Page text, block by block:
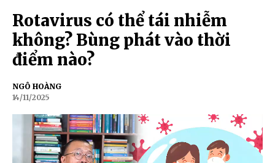
Rotavirus có thể tái nhiễm
không? Bùng phát vào thời
điểm nào?
NGÔ HOÀNG
14/11/2025